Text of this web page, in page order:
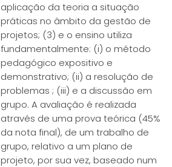
aplicação da teoria a situação
práticas no âmbito da gestão de
projetos; (3) e o ensino utiliza
fundamentalmente: (i) o método
pedagógico expositivo e
demonstrativo; (ii) a resolução de
problemas ; (iii) e a discussão em
grupo. A avaliação é realizada
através de uma prova teórica (45%
da nota final), de um trabalho de
grupo, relativo a um plano de
projeto, por sua vez, baseado num